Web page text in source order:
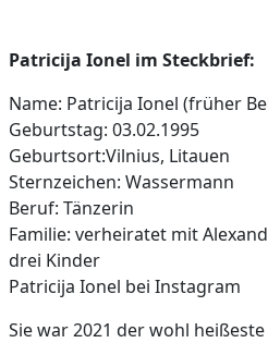
Patricija Ionel im Steckbrief:
Name: Patricija Ionel (früher
Geburtstag: 03.02.1995
Geburtsort:Vilnius, Litauen
Sternzeichen: Wassermann
Beruf: Tänzerin
Familie: verheiratet mit
drei Kinder
Patricija Ionel bei Instagram
Sie war 2021 der wohl